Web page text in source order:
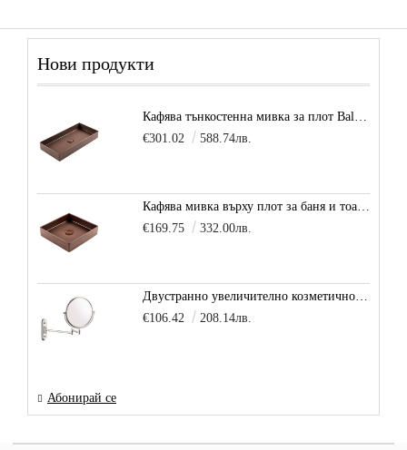
Нови продукти
Кафява тънкостенна мивка за плот Balance, цвят - карамел
€301.02
588.74лв.
Кафява мивка върху плот за баня и тоалетна Decente, цвят - карамел
€169.75
332.00лв.
Двустранно увеличително козметично огледало за баня Vitra Arkitekt
€106.42
208.14лв.
Абонирай се